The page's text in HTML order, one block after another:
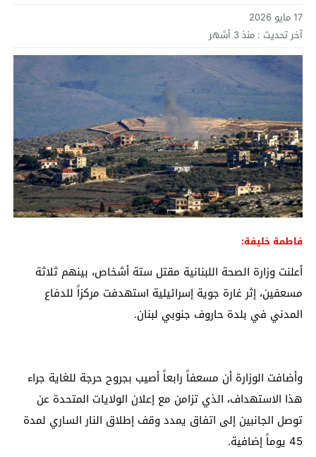
17 مايو 2026
آخر تحديث : منذ 3 أشهر
فاطمة خليفة:
أعلنت وزارة الصحة اللبنانية مقتل ستة أشخاص، بينهم ثلاثة
مسعفين، إثر غارة جوية إسرائيلية استهدفت مركزاً للدفاع
المدني في بلدة حاروف جنوبي لبنان.
وأضافت الوزارة أن مسعفاً رابعاً أصيب بجروح حرجة للغاية جراء
هذا الاستهداف، الذي تزامن مع إعلان الولايات المتحدة عن
توصل الجانبين إلى اتفاق يمدد وقف إطلاق النار الساري لمدة
45 يوماً إضافية.